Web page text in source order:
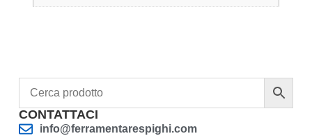
CONTATTACI
info@ferramentarespighi.com